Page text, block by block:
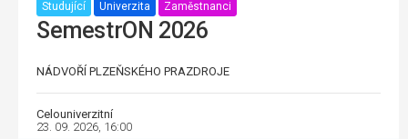
Studující Univerzita Zaměstnanci
SemestrON 2026
NÁDVOŘÍ PLZEŇSKÉHO PRAZDROJE
Celouniverzitní
23. 09. 2026, 16:00